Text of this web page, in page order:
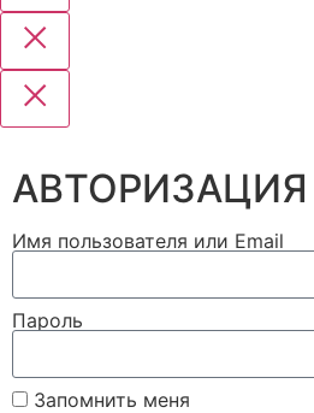
АВТОРИЗАЦИЯ
Имя пользователя или Email
Пароль
Запомнить меня